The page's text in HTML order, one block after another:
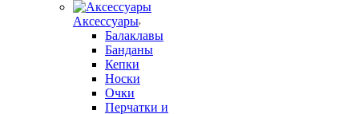
Аксессуары
Балаклавы
Банданы
Кепки
Носки
Очки
Перчатки и